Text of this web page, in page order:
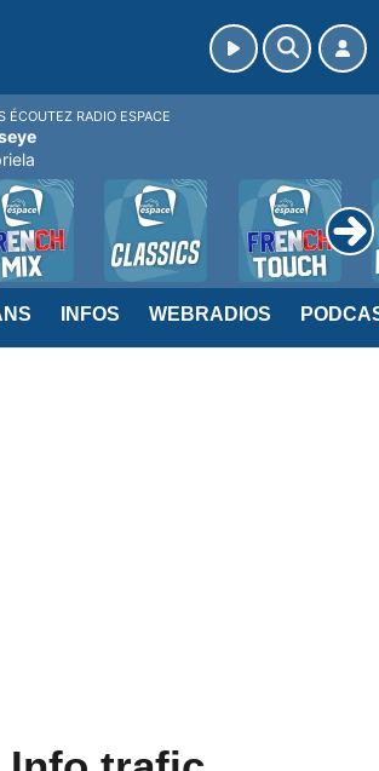
INFOS WEBRADIOS
ÉCOUTEZ RADIO ESPACE